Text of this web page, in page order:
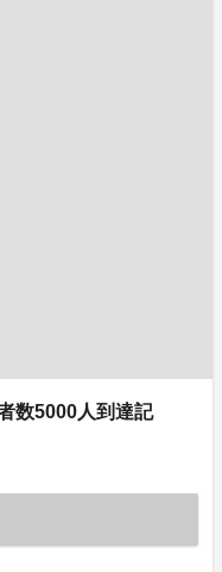
数5000人到達記